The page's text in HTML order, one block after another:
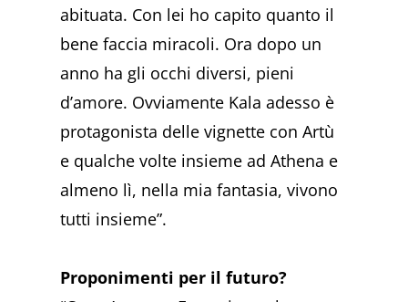
abituata. Con lei ho capito quanto il
bene faccia miracoli. Ora dopo un
anno ha gli occhi diversi, pieni
d’amore. Ovviamente Kala adesso è
protagonista delle vignette con Artù
e qualche volte insieme ad Athena e
almeno lì, nella mia fantasia, vivono
tutti insieme”.
Proponimenti per il futuro?